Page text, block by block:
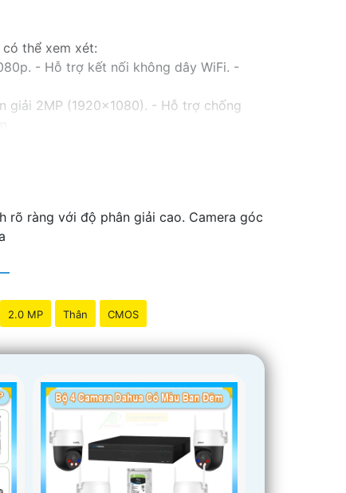
thể xem xét:
- Hỗ trợ kết nối không dây WiFi. -
giải 2MP (1920x1080). - Hỗ trợ chống
cố định 3.6mm. - Tầm quan sát hồng
chất lượng
tham khảo thêm thông tin chi tiết và mua
rõ ràng với độ phân giải cao. Camera góc
2.0 MP Thân CMOS